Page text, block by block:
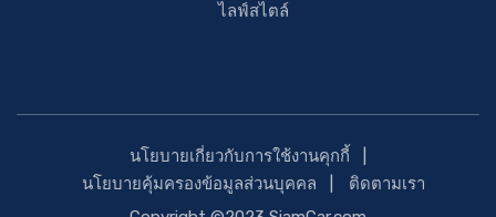
ไลฟ์สไตล์
นโยบายเกี่ยวกับการใช้งานคุกกี้
นโยบายคุ้มครองข้อมูลส่วนบุคคล
ติดตามเรา